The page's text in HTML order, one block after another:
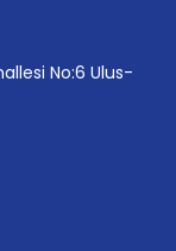
No:6 Ulus-